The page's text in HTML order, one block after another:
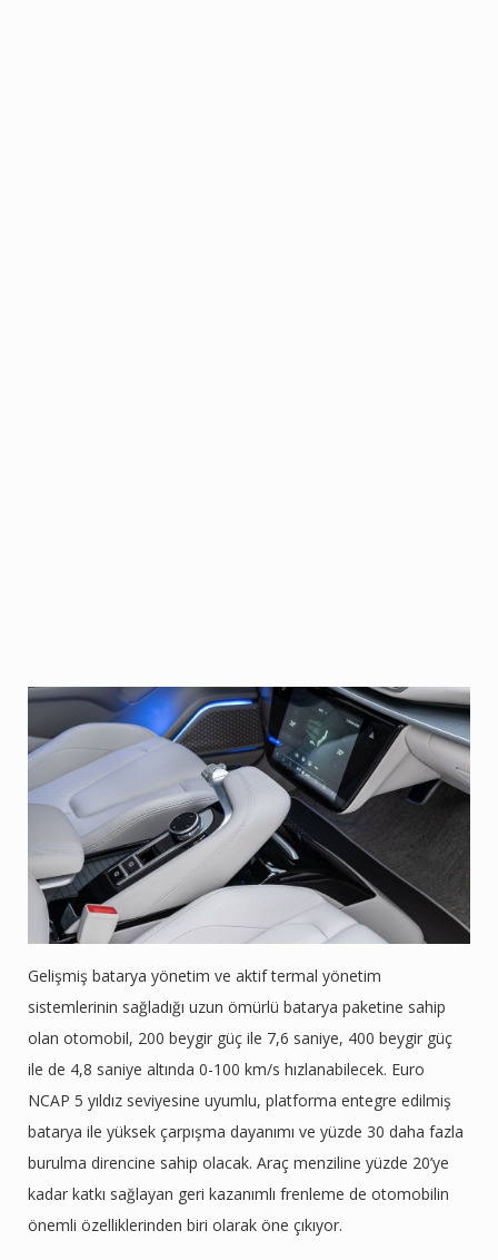
Gelişmiş batarya yönetim ve aktif termal yönetim
sistemlerinin sağladığı uzun ömürlü batarya paketine sahip
olan otomobil, 200 beygir güç ile 7,6 saniye, 400 beygir güç
ile de 4,8 saniye altında 0-100 km/s hızlanabilecek. Euro
NCAP 5 yıldız seviyesine uyumlu, platforma entegre edilmiş
batarya ile yüksek çarpışma dayanımı ve yüzde 30 daha fazla
burulma direncine sahip olacak. Araç menziline yüzde 20’ye
kadar katkı sağlayan geri kazanımlı frenleme de otomobilin
önemli özelliklerinden biri olarak öne çıkıyor.